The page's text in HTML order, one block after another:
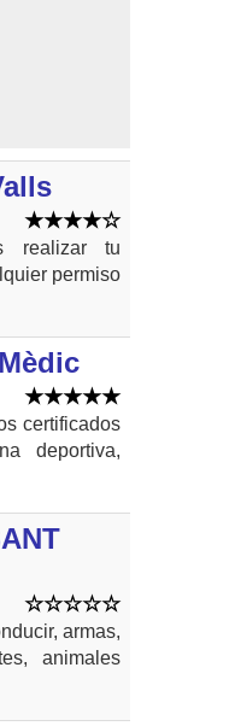
realizar tu
permiso
certificados
deportiva,
armas,
animales